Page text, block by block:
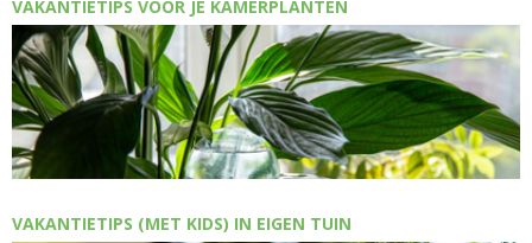
VAKANTIETIPS VOOR JE KAMERPLANTEN
VAKANTIETIPS (MET KIDS) IN EIGEN TUIN